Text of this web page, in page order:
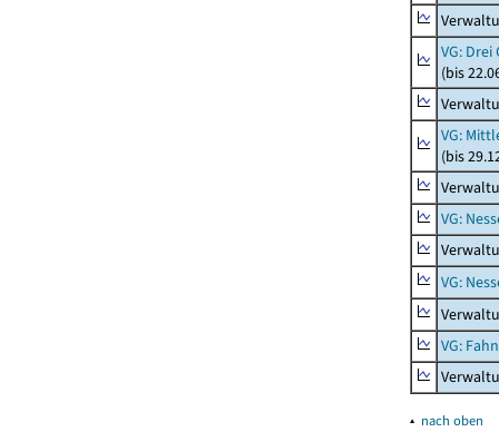
VG:
(bis
VG:
(bis
VG:
VG:
VG:
▴ nach oben